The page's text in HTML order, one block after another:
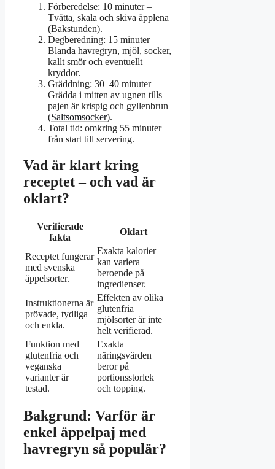
Förberedelse: 10 minuter –
Tvätta, skala och skiva äpplena
(Bakstunden).
Degberedning: 15 minuter –
Blanda havregryn, mjöl, socker,
kallt smör och eventuellt
kryddor.
Gräddning: 30–40 minuter –
Grädda i mitten av ugnen tills
pajen är krispig och gyllenbrun
(Saltsomsocker).
Total tid: omkring 55 minuter
från start till servering.
Vad är klart kring
receptet – och vad är
oklart?
Verifierade
fakta
Oklart
Receptet fungerar
med svenska
äppelsorter.
Exakta kalorier
kan variera
beroende på
ingredienser.
Instruktionerna är
prövade, tydliga
och enkla.
Effekten av olika
glutenfria
mjölsorter är inte
helt verifierad.
Funktion med
glutenfria och
veganska
varianter är
testad.
Exakta
näringsvärden
beror på
portionsstorlek
och topping.
Bakgrund: Varför är
enkel äppelpaj med
havregryn så populär?